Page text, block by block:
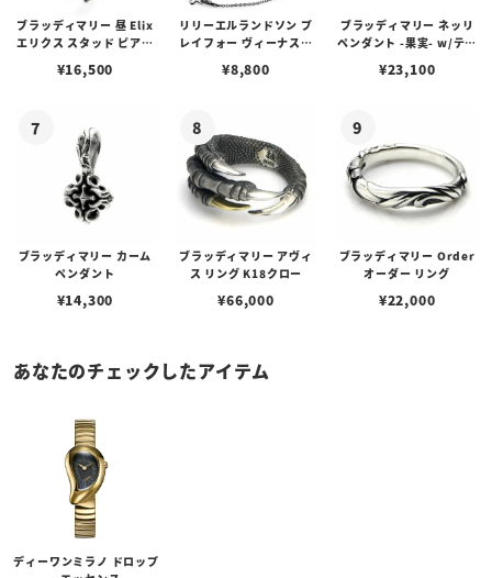
ブラッディマリー 昼 Elix
エリクス スタッド ピアス
¥16,500
リリーエルランドソン プ
レイフォー ヴィーナスチ
¥8,800
ブラッディマリー ネッリ
ペンダント -果実- w/ティ
¥23,100
ブラッディマリー カーム
ペンダント
¥14,300
ブラッディマリー アヴィ
ス リング K18クロー
¥66,000
ブラッディマリー Order
オーダー リング
¥22,000
あなたのチェックしたアイテム
ディーワンミラノ ドロップ